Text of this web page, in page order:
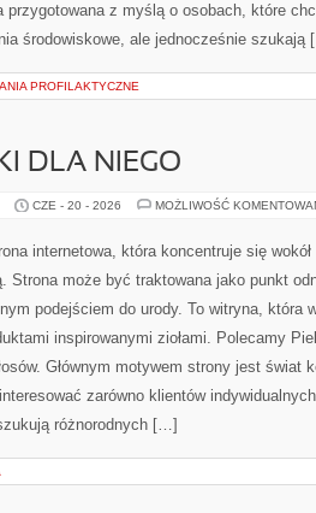
przygotowana z myślą o osobach, które
środowiskowe, ale jednocześnie
PROFILAKTYCZNE
DLA NIEGO
CZE - 20 - 2026 MOŻLIWOŚĆ
internetowa, która koncentruje się
Strona może być traktowana jako punkt
podejściem do urody. To witryna, która
inspirowanymi ziołami. Polecamy
Głównym motywem strony jest świat
zarówno klientów
różnorodnych […]